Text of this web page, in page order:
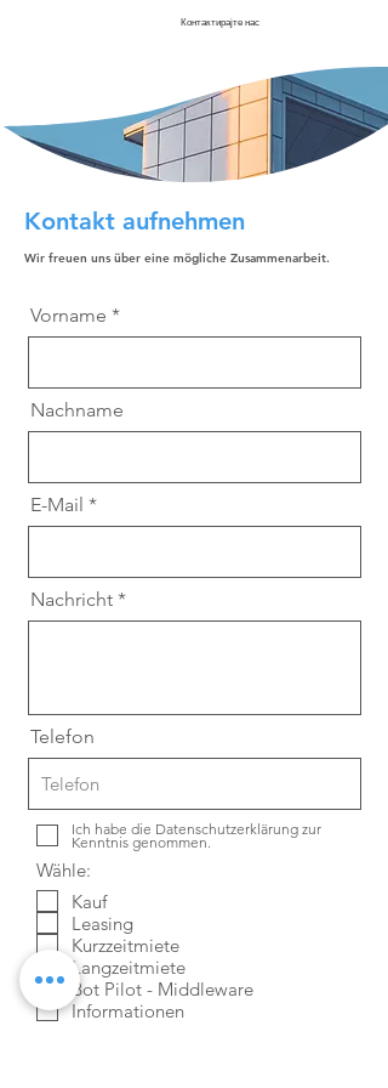
Контактирајте нас
Kontakt aufnehmen
Wir freuen uns über eine mögliche Zusammenarbeit.
Vorname
Nachname
E-Mail
Nachricht
Telefon
Ich habe die Datenschutzerklärung zur
Kenntnis genommen.
Wähle:
Kauf
Leasing
Kurzzeitmiete
Langzeitmiete
Bot Pilot - Middleware
Informationen